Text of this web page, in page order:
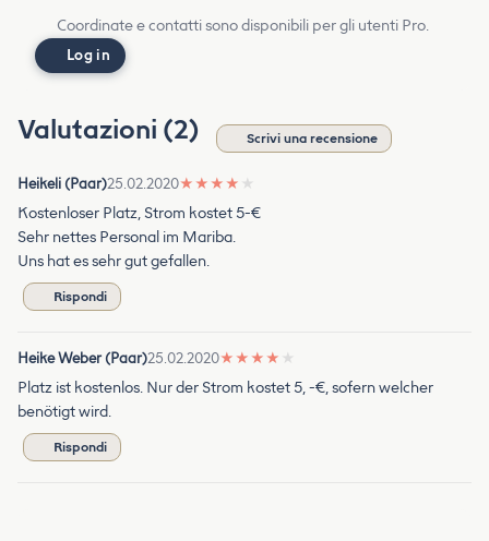
Coordinate e contatti sono disponibili per gli utenti Pro.
Log in
Valutazioni (2) Scrivi una recensione
Heikeli (Paar)25.02.2020★ ★ ★ ★ ★
Kostenloser Platz, Strom kostet 5-€
Sehr nettes Personal im Mariba.
Uns hat es sehr gut gefallen.
Rispondi
Heike Weber (Paar)25.02.2020★ ★ ★ ★ ★
Platz ist kostenlos. Nur der Strom kostet 5, -€, sofern welcher
benötigt wird.
Rispondi